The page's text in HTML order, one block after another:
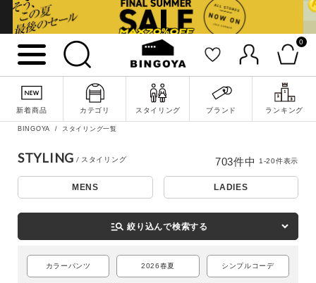
0
新着商品 カテゴリ スタイリング ブランド ランキング
詳細検索
BINGOYA スタイリング一覧
STYLING
MENS LADIES
manage_search 絞り込んで検索する
カラーパンツ 2026春夏 シンプルコーデ
703件中 1-20件表示